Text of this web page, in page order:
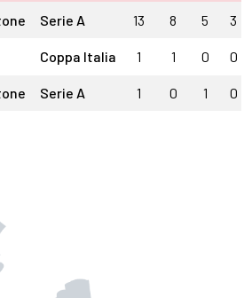
Serie A 13 8 5 3
Coppa Italia 1 1 0 0
Serie A 1 0 1 0